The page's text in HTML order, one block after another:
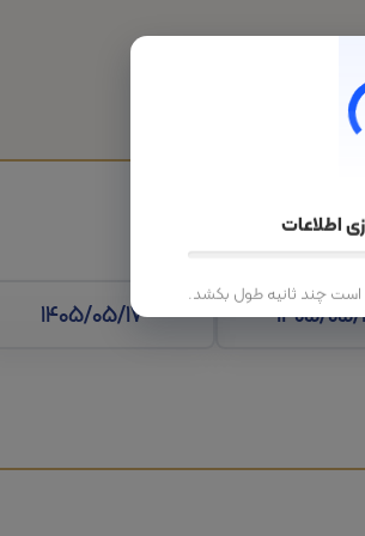
داخلی
اطلاعات
چند ثانیه طول بکشد.